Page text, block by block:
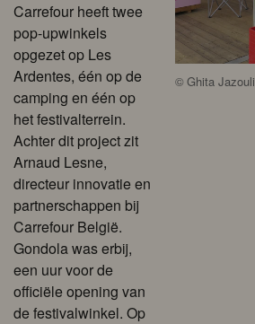
Carrefour heeft twee
pop-upwinkels
opgezet op Les
Ardentes, één op de
camping en één op
het festivalterrein.
Achter dit project zit
Arnaud Lesne,
directeur innovatie en
partnerschappen bij
Carrefour België.
Gondola was erbij,
een uur voor de
officiële opening van
de festivalwinkel. Op
©Ghita Jazouli